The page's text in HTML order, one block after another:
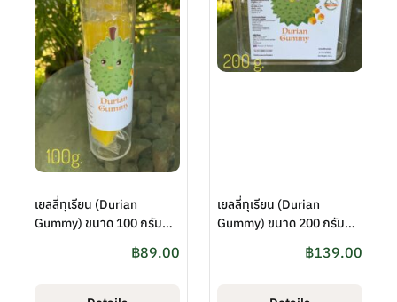
เยลลี่ทุเรียน (Durian
Gummy) ขนาด 100 กรัม
฿89.00
เยลลี่ทุเรียน (Durian
Gummy) ขนาด 200 กรัม
฿139.00